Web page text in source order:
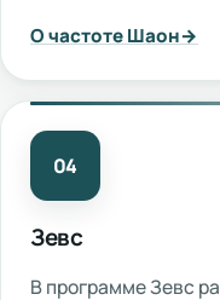
О частоте Шаон
04
Зевс
В программе Зевс